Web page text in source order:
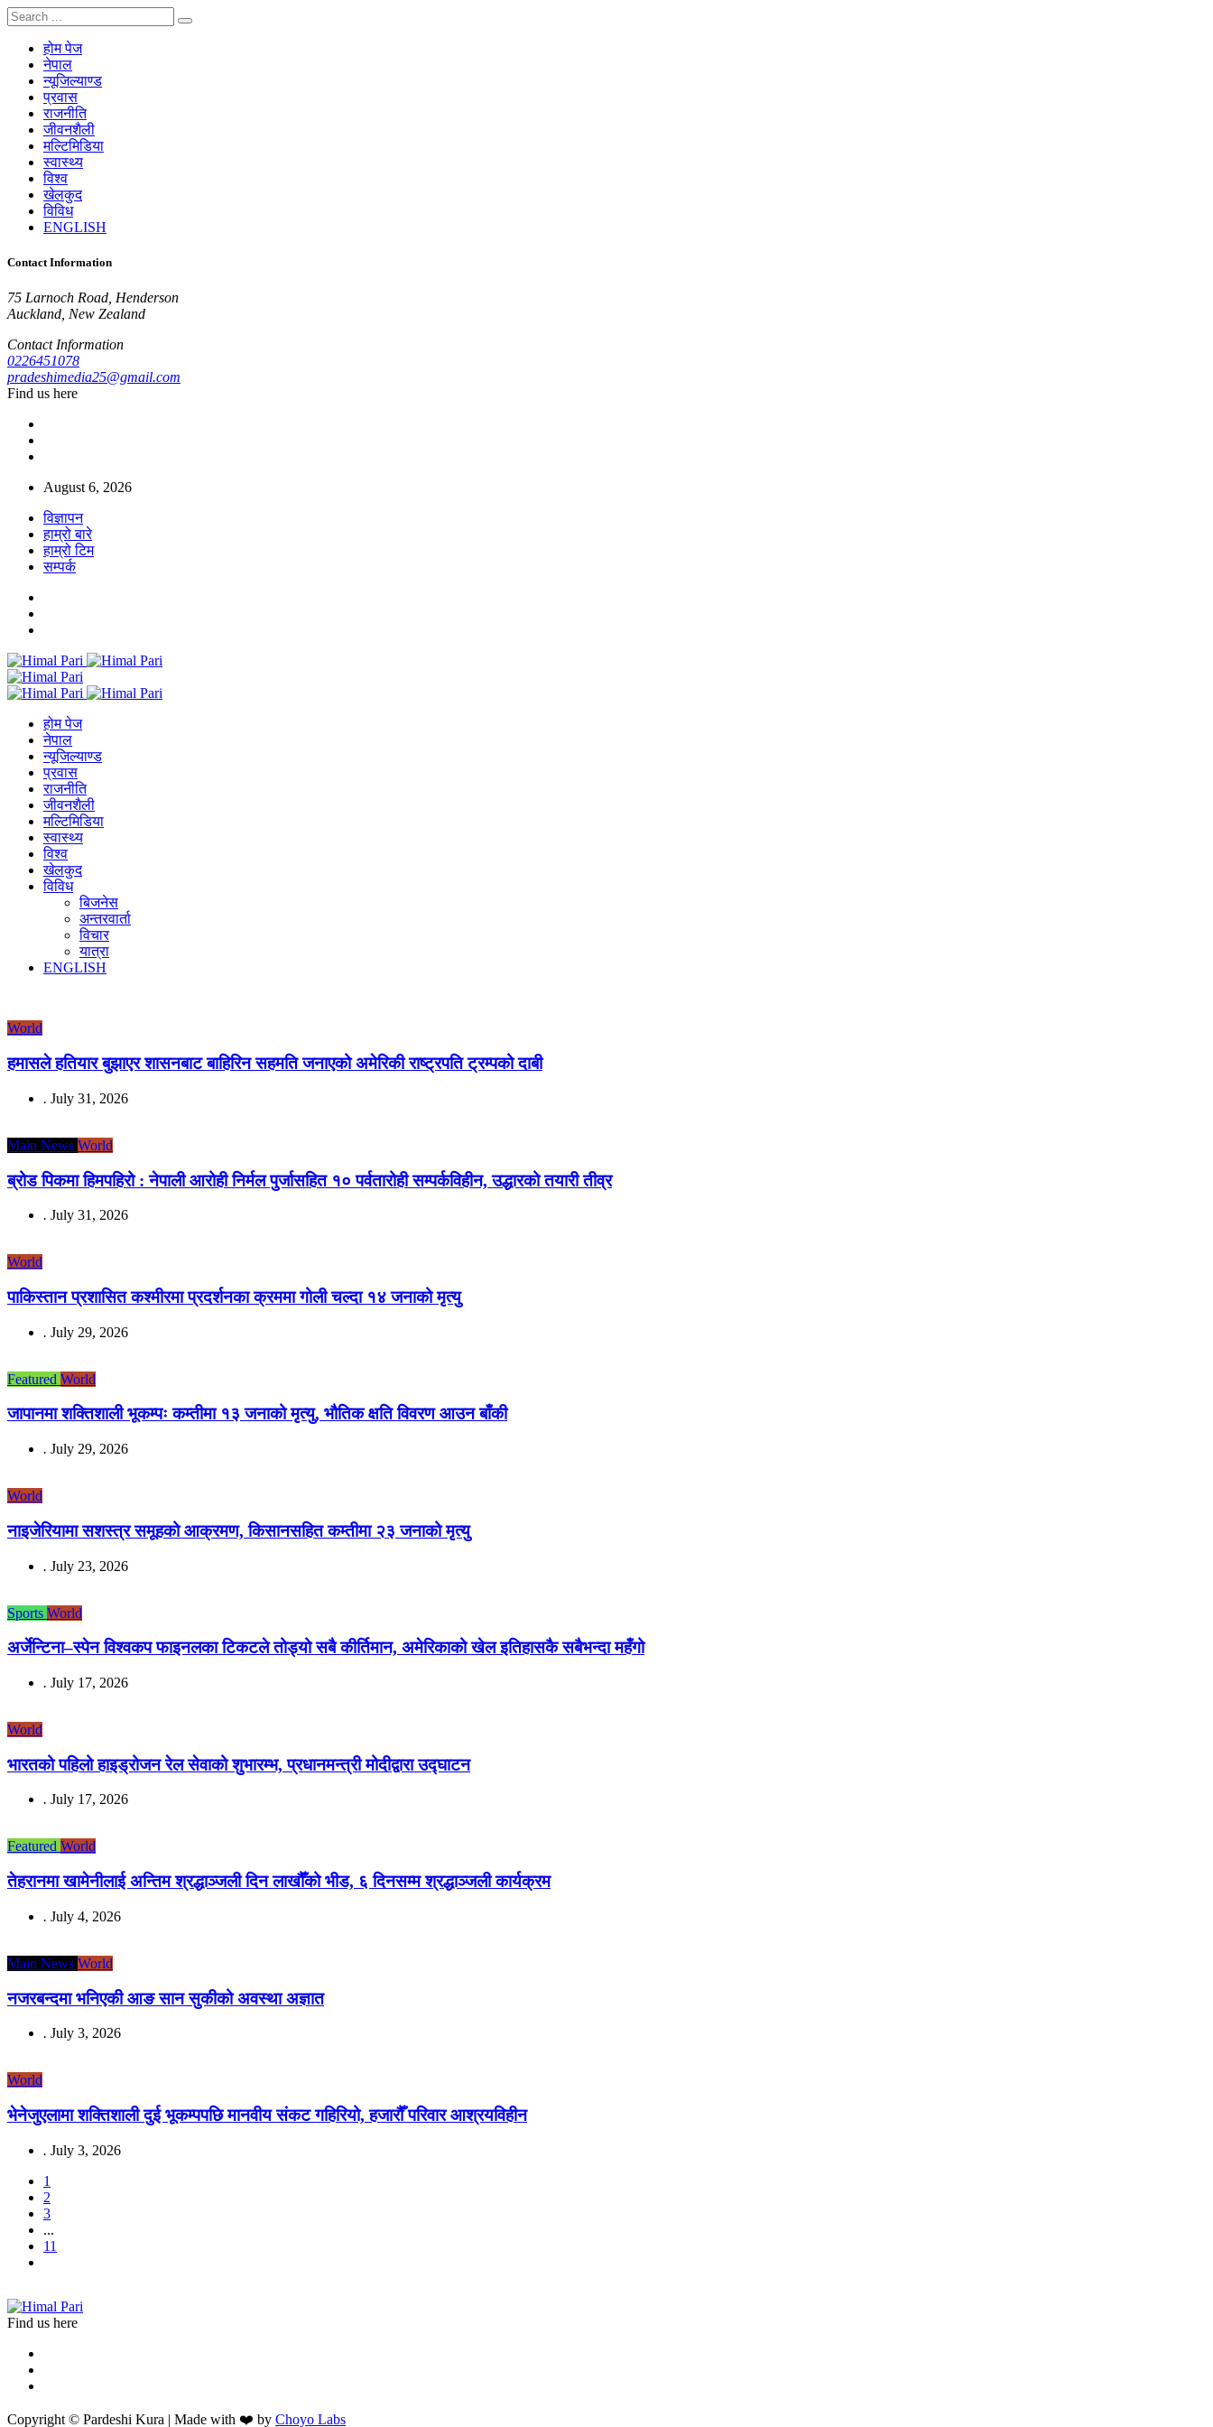
होम पेज
नेपाल
न्यूजिल्याण्ड
प्रवास
राजनीति
जीवनशैली
मल्टिमिडिया
स्वास्थ्य
विश्व
खेलकुद
विविध
ENGLISH
Contact Information
75 Larnoch Road, Henderson
Auckland, New Zealand
Contact Information
0226451078
pradeshimedia25@gmail.com
Find us here
August 6, 2026
विज्ञापन
हाम्रो बारे
हाम्रो टिम
सम्पर्क
होम पेज
नेपाल
न्यूजिल्याण्ड
प्रवास
राजनीति
जीवनशैली
मल्टिमिडिया
स्वास्थ्य
विश्व
खेलकुद
विविध
बिजनेस
अन्तरवार्ता
विचार
यात्रा
ENGLISH
World
हमासले हतियार बुझाएर शासनबाट बाहिरिन सहमति जनाएको अमेरिकी राष्ट्रपति ट्रम्पको दाबी
. July 31, 2026
Main News World
ब्रोड पिकमा हिमपहिरो : नेपाली आरोही निर्मल पुर्जासहित १० पर्वतारोही सम्पर्कविहीन, उद्धारको तयारी तीव्र
. July 31, 2026
World
पाकिस्तान प्रशासित कश्मीरमा प्रदर्शनका क्रममा गोली चल्दा १४ जनाको मृत्यु
. July 29, 2026
Featured World
जापानमा शक्तिशाली भूकम्पः कम्तीमा १३ जनाको मृत्यु, भौतिक क्षति विवरण आउन बाँकी
. July 29, 2026
World
नाइजेरियामा सशस्त्र समूहको आक्रमण, किसानसहित कम्तीमा २३ जनाको मृत्यु
. July 23, 2026
Sports World
अर्जेन्टिना–स्पेन विश्वकप फाइनलका टिकटले तोड्यो सबै कीर्तिमान, अमेरिकाको खेल इतिहासकै सबैभन्दा महँगो
. July 17, 2026
World
भारतको पहिलो हाइड्रोजन रेल सेवाको शुभारम्भ, प्रधानमन्त्री मोदीद्वारा उद्घाटन
. July 17, 2026
Featured World
तेहरानमा खामेनीलाई अन्तिम श्रद्धाञ्जली दिन लाखौँको भीड, ६ दिनसम्म श्रद्धाञ्जली कार्यक्रम
. July 4, 2026
Main News World
नजरबन्दमा भनिएकी आङ सान सुकीको अवस्था अज्ञात
. July 3, 2026
World
भेनेजुएलामा शक्तिशाली दुई भूकम्पपछि मानवीय संकट गहिरियो, हजारौँ परिवार आश्रयविहीन
. July 3, 2026
1
2
3
...
11
Find us here
Copyright © Pardeshi Kura | Made with ❤️ by Choyo Labs